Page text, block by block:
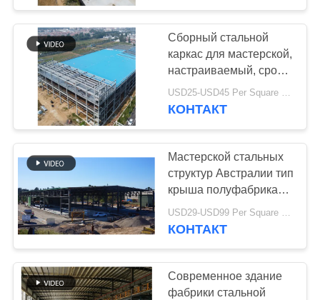
ПУТЕШЕСТВИЕ
ФАБРИКИ
ПРОВЕРКА
КАЧЕСТВА
СВЯЖИТЕСЬ
МЫ
НОВОСТИ
РЕШЕНИЕ
конструкция
стальной
структуры
Изготовление
стальной
структуры
42
Сборный стальной
каркас для мастерской,
настраиваемый, срок
службы 50 лет
USD25-USD45 Per Square Meter MOQ:200 квадратных метров
КОНТАКТ
Мастерской стальных
структур Австралии тип
крыша полуфабрикат
современный
ферменной
КОНТАКТ
Современное здание
фабрики стальной